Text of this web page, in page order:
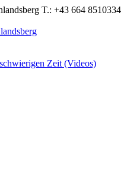
T.: +43 664 8510334
Zeit (Videos)